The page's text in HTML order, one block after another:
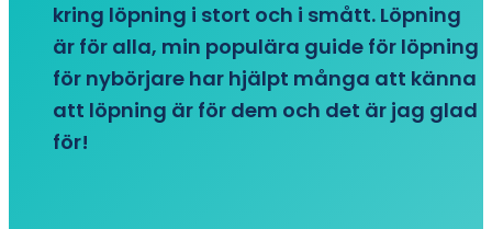
kring löpning i stort och i smått. Löpning
är för alla, min populära guide för löpning
för nybörjare har hjälpt många att känna
att löpning är för dem och det är jag glad
för!